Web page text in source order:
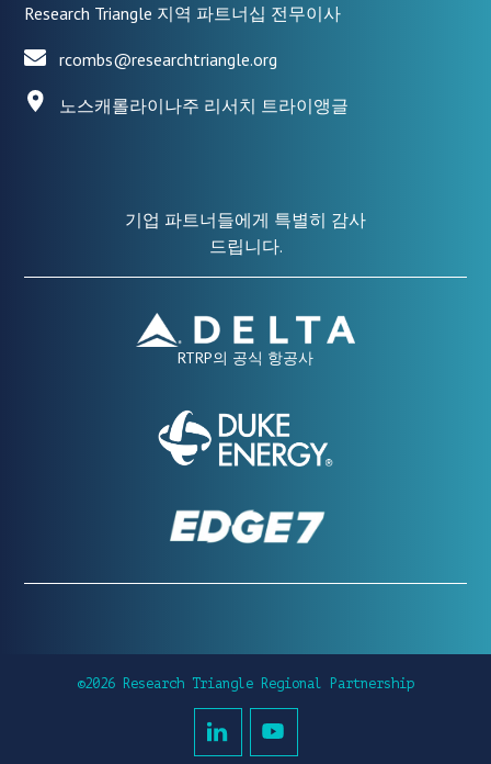
Research Triangle 지역 파트너십 전무이사
rcombs@researchtriangle.org
노스캐롤라이나주 리서치 트라이앵글
기업 파트너들에게 특별히 감사
드립니다.
RTRP의 공식 항공사
©2026 Research Triangle Regional Partnership